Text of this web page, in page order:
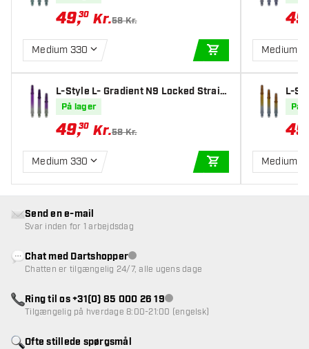
49,30 Kr.58 Kr.
Medium 330
TILFØJ TIL KURV
L-Style L- Gradient N9 Locked Straig
ht Black & Purple Skafter
På lager
49,30 Kr.58 Kr.
Medium 330
TILFØJ TIL KURV
49
Medium
L-
ht
På
49
Medium
Ofte stillede spørgsmål
Send en e-mail
Svar inden for 1 arbejdsdag
Chat med DartshopperKundeservice ikke tilgængelig
Chatten er tilgængelig 24/7, alle ugens dage
Ring til os +31(0) 85 000 26 19Kundeservice ikke tilgængelig
Tilgængelig på hverdage 8:00-21:00 (engelsk)